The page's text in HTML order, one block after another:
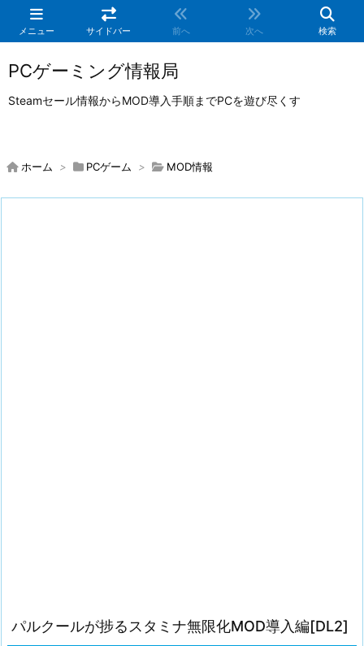
メニュー サイドバー 前へ 次へ 検索
PCゲーミング情報局
Steamセール情報からMOD導入手順までPCを遊び尽くす
ホーム > PCゲーム > MOD情報
パルクールが捗るスタミナ無限化MOD導入編[DL2]